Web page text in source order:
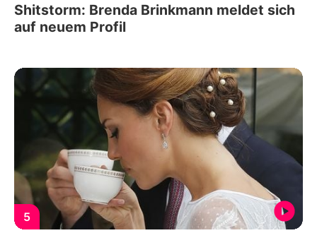
Shitstorm: Brenda Brinkmann meldet sich
auf neuem Profil
5